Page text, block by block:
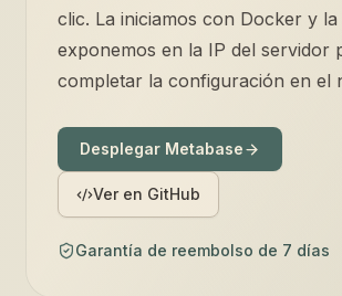
clic. La iniciamos con Docker y la
exponemos en la IP del servidor
completar la configuración en el
Desplegar Metabase
Ver en GitHub
Garantía de reembolso de 7 días